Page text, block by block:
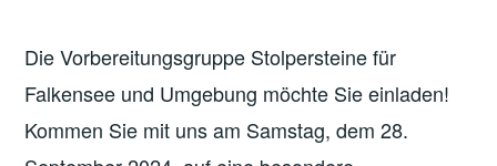
Die Vorbereitungsgruppe Stolpersteine für
Falkensee und Umgebung möchte Sie einladen!
Kommen Sie mit uns am Samstag, dem 28.